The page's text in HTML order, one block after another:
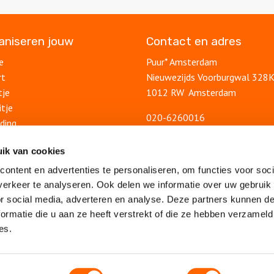
van cookies
en advertenties te personaliseren, om functies voor
te analyseren. Ook delen we informatie over uw gebruik
social media, adverteren en analyse. Deze partners kunnen
die u aan ze heeft verstrekt of die ze hebben
jouw Contact en adres
Puur* Amsterdam
Nieuwezijds Voorburgwal 328K
1012 RW Amsterdam
020-6260016
Blog
Ontdek Amsterdam
Veelgestelde vragen
Algemene voorwaarden